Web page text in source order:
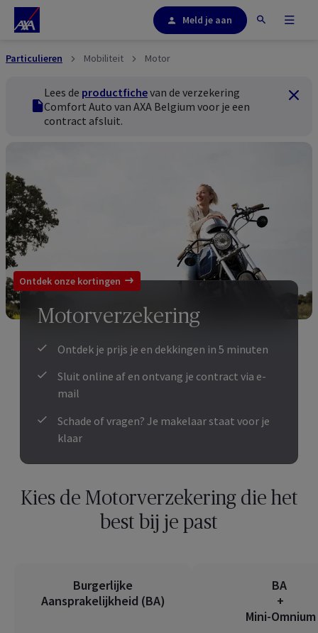
Meld je aan
Particulieren Mobiliteit Motor
productfiche
Lees de productfichevan de verzekering
Comfort Auto van AXA Belgium voor je een
contract afsluit.
Sluiten
Ontdek onze kortingen
Motorverzekering
Ontdek je prijs je en dekkingen in 5 minuten
Sluit online af en ontvang je contract via e-
mail
Schade of vragen? Je makelaar staat voor je
klaar
Kies de Motorverzekering die het
best bij je past
Burgerlijke
Aansprakelijkheid (BA)
BA
+
Mini-Omnium